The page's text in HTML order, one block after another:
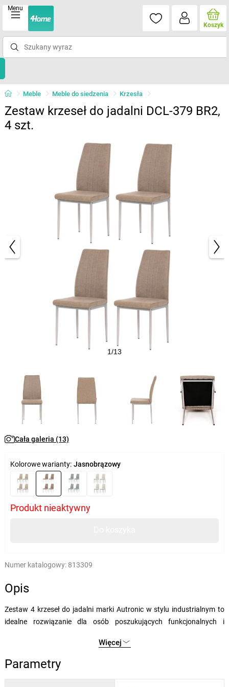
Menu
Koszyk
Meble Meble do siedzenia Krzesła
Zestaw krzeseł do jadalni DCL-379 BR2,
4 szt.
1/13
Cała galeria (13)
Kolorowe warianty: Jasnobrązowy
Produkt nieaktywny
Numer katalogowy: 813309
Opis
Zestaw 4 krzeseł do jadalni marki Autronic w stylu industrialnym to
idealne rozwiązanie dla osób poszukujących funkcjonalnych i
Model ten wyróżnia się minimalistycznym, czystym designem i
neutralną kolorystyką, która łatwo komponuje się z różnymi
rodzajami stołów i materiałów. Jasnobrązowa tapicerka sprawia
Więcej
Parametry